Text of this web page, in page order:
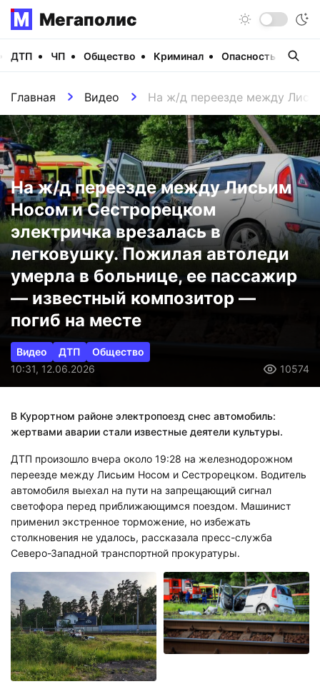
Мегаполис
ДТП ЧП Общество Криминал Опасность
Главная Видео На ж/д переезде между
На ж/д переезде между Лисьим
Носом и Сестрорецком
электричка врезалась в
легковушку. Пожилая автоледи
умерла в больнице, ее пассажир
— известный композитор —
погиб на месте
Видео ДТП
Общество
10:31, 12.06.2026
10574
В Курортном районе электропоезд снес автомобиль:
жертвами аварии стали известные деятели культуры.
ДТП произошло вчера около 19:28 на железнодорожном
переезде между Лисьим Носом и Сестрорецком. Водитель
автомобиля выехал на пути на запрещающий сигнал
светофора перед приближающимся поездом. Машинист
применил экстренное торможение, но избежать
столкновения не удалось, рассказала пресс-служба
Северо-Западной транспортной прокуратуры.